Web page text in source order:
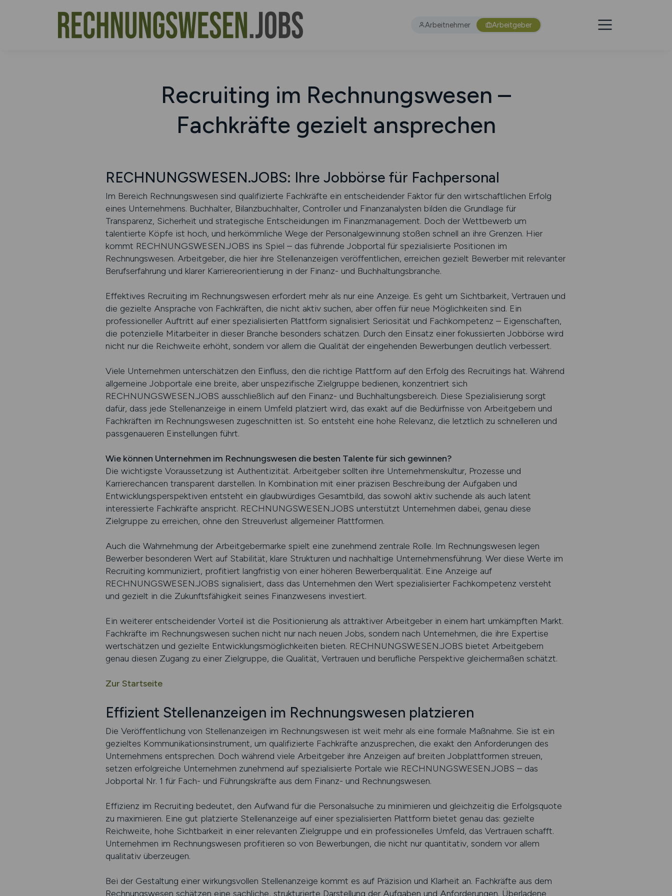
Arbeitnehmer Arbeitgeber
Recruiting im Rechnungswesen –
Fachkräfte gezielt ansprechen
RECHNUNGSWESEN.JOBS: Ihre Jobbörse für Fachpersonal
Im Bereich Rechnungswesen sind qualifizierte Fachkräfte ein entscheidender Faktor für den wirtschaftlichen Erfolg
eines Unternehmens. Buchhalter, Bilanzbuchhalter, Controller und Finanzanalysten bilden die Grundlage für
Transparenz, Sicherheit und strategische Entscheidungen im Finanzmanagement. Doch der Wettbewerb um
talentierte Köpfe ist hoch, und herkömmliche Wege der Personalgewinnung stoßen schnell an ihre Grenzen. Hier
kommt RECHNUNGSWESEN.JOBS ins Spiel – das führende Jobportal für spezialisierte Positionen im
Rechnungswesen. Arbeitgeber, die hier ihre Stellenanzeigen veröffentlichen, erreichen gezielt Bewerber mit relevanter
Berufserfahrung und klarer Karriereorientierung in der Finanz- und Buchhaltungsbranche.
Effektives Recruiting im Rechnungswesen erfordert mehr als nur eine Anzeige. Es geht um Sichtbarkeit, Vertrauen und
die gezielte Ansprache von Fachkräften, die nicht aktiv suchen, aber offen für neue Möglichkeiten sind. Ein
professioneller Auftritt auf einer spezialisierten Plattform signalisiert Seriosität und Fachkompetenz – Eigenschaften,
die potenzielle Mitarbeiter in dieser Branche besonders schätzen. Durch den Einsatz einer fokussierten Jobbörse wird
nicht nur die Reichweite erhöht, sondern vor allem die Qualität der eingehenden Bewerbungen deutlich verbessert.
Viele Unternehmen unterschätzen den Einfluss, den die richtige Plattform auf den Erfolg des Recruitings hat. Während
allgemeine Jobportale eine breite, aber unspezifische Zielgruppe bedienen, konzentriert sich
RECHNUNGSWESEN.JOBS ausschließlich auf den Finanz- und Buchhaltungsbereich. Diese Spezialisierung sorgt
dafür, dass jede Stellenanzeige in einem Umfeld platziert wird, das exakt auf die Bedürfnisse von Arbeitgebern und
Fachkräften im Rechnungswesen zugeschnitten ist. So entsteht eine hohe Relevanz, die letztlich zu schnelleren und
passgenaueren Einstellungen führt.
Wie können Unternehmen im Rechnungswesen die besten Talente für sich gewinnen?
Die wichtigste Voraussetzung ist Authentizität. Arbeitgeber sollten ihre Unternehmenskultur, Prozesse und
Karrierechancen transparent darstellen. In Kombination mit einer präzisen Beschreibung der Aufgaben und
Entwicklungsperspektiven entsteht ein glaubwürdiges Gesamtbild, das sowohl aktiv suchende als auch latent
interessierte Fachkräfte anspricht. RECHNUNGSWESEN.JOBS unterstützt Unternehmen dabei, genau diese
Zielgruppe zu erreichen, ohne den Streuverlust allgemeiner Plattformen.
Auch die Wahrnehmung der Arbeitgebermarke spielt eine zunehmend zentrale Rolle. Im Rechnungswesen legen
Bewerber besonderen Wert auf Stabilität, klare Strukturen und nachhaltige Unternehmensführung. Wer diese Werte im
Recruiting kommuniziert, profitiert langfristig von einer höheren Bewerberqualität. Eine Anzeige auf
RECHNUNGSWESEN.JOBS signalisiert, dass das Unternehmen den Wert spezialisierter Fachkompetenz versteht
und gezielt in die Zukunftsfähigkeit seines Finanzwesens investiert.
Ein weiterer entscheidender Vorteil ist die Positionierung als attraktiver Arbeitgeber in einem hart umkämpften Markt.
Fachkräfte im Rechnungswesen suchen nicht nur nach neuen Jobs, sondern nach Unternehmen, die ihre Expertise
wertschätzen und gezielte Entwicklungsmöglichkeiten bieten. RECHNUNGSWESEN.JOBS bietet Arbeitgebern
genau diesen Zugang zu einer Zielgruppe, die Qualität, Vertrauen und berufliche Perspektive gleichermaßen schätzt.
Zur Startseite
Effizient Stellenanzeigen im Rechnungswesen platzieren
Die Veröffentlichung von Stellenanzeigen im Rechnungswesen ist weit mehr als eine formale Maßnahme. Sie ist ein
gezieltes Kommunikationsinstrument, um qualifizierte Fachkräfte anzusprechen, die exakt den Anforderungen des
Unternehmens entsprechen. Doch während viele Arbeitgeber ihre Anzeigen auf breiten Jobplattformen streuen,
setzen erfolgreiche Unternehmen zunehmend auf spezialisierte Portale wie RECHNUNGSWESEN.JOBS – das
Jobportal Nr. 1 für Fach- und Führungskräfte aus dem Finanz- und Rechnungswesen.
Effizienz im Recruiting bedeutet, den Aufwand für die Personalsuche zu minimieren und gleichzeitig die Erfolgsquote
zu maximieren. Eine gut platzierte Stellenanzeige auf einer spezialisierten Plattform bietet genau das: gezielte
Reichweite, hohe Sichtbarkeit in einer relevanten Zielgruppe und ein professionelles Umfeld, das Vertrauen schafft.
Unternehmen im Rechnungswesen profitieren so von Bewerbungen, die nicht nur quantitativ, sondern vor allem
qualitativ überzeugen.
Bei der Gestaltung einer wirkungsvollen Stellenanzeige kommt es auf Präzision und Klarheit an. Fachkräfte aus dem
Rechnungswesen schätzen eine sachliche, strukturierte Darstellung der Aufgaben und Anforderungen. Überladene